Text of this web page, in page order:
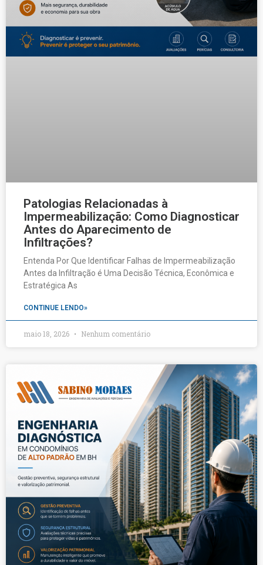
Patologias Relacionadas à
Impermeabilização: Como Diagnosticar
Antes do Aparecimento de
Infiltrações?
Entenda Por Que Identificar Falhas de Impermeabilização
Antes da Infiltração é Uma Decisão Técnica, Econômica e
Estratégica As
CONTINUE LENDO»
maio 18, 2026 Nenhum comentário